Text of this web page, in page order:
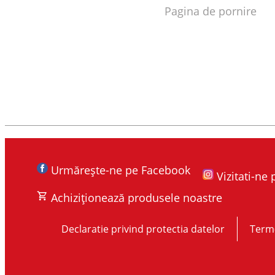
Pagina de pornire
Urmărește-ne pe Facebook Vizitati-ne
Achiziționează produsele noastre
Declaratie privind protectia datelor